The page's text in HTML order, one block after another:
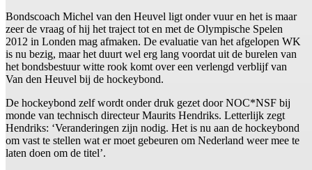
Bondscoach Michel van den Heuvel ligt onder vuur en het is maar
zeer de vraag of hij het traject tot en met de Olympische Spelen
2012 in Londen mag afmaken. De evaluatie van het afgelopen WK
is nu bezig, maar het duurt wel erg lang voordat uit de burelen van
het bondsbestuur witte rook komt over een verlengd verblijf van
Van den Heuvel bij de hockeybond.
De hockeybond zelf wordt onder druk gezet door NOC*NSF bij
monde van technisch directeur Maurits Hendriks. Letterlijk zegt
Hendriks: ‘Veranderingen zijn nodig. Het is nu aan de hockeybond
om vast te stellen wat er moet gebeuren om Nederland weer mee te
laten doen om de titel’.